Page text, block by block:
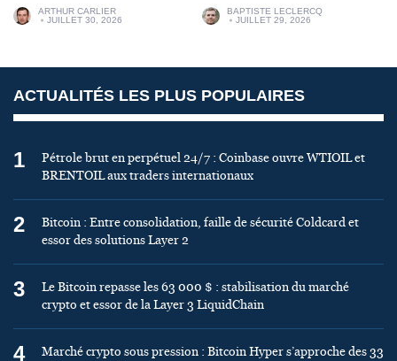
ARTHUR CARLIER
JUILLET 30, 2026
BAPTISTE LECLERCQ
JUILLET 29, 2026
ACTUALITÉS LES PLUS POPULAIRES
1
Pétrole brut en perpétuel 24/7 : Coinbase ouvre WTIOIL et
BRENTOIL aux traders internationaux
2
Bitcoin : Entre consolidation, faille de sécurité Coldcard et
essor des solutions Layer 2
3
Le Bitcoin repasse les 63 000 $ : stabilisation du marché
crypto et essor de la Layer 3 LiquidChain
4
Marché crypto sous pression : Bitcoin Hyper s’approche des 33